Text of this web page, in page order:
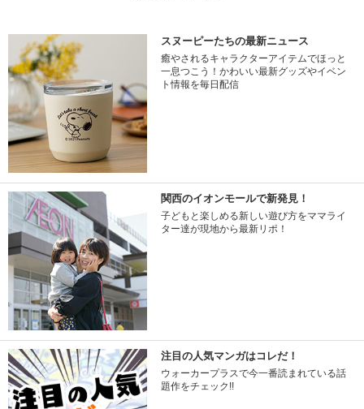
スヌーピーたちの最新ニュース
癒やされるキャラクターアイテムでほっと
一息つこう！かわいい最新グッズやイベン
ト情報を毎日配信
関西のイオンモールで新発見！
子どもと楽しめる新しい遊び方をママライ
ター達が現地から最新リポ！
注目の人気マンガはコレだ！
ウォーカープラスで今一番読まれている話
題作をチェック!!